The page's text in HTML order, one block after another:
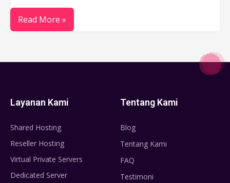
Read More »
Layanan Kami
Shared Hosting
Reseller Hosting
Virtual Private Servers
Dedicated Server
Tentang Kami
Blog
Tentang Kami
FAQ
Testimoni